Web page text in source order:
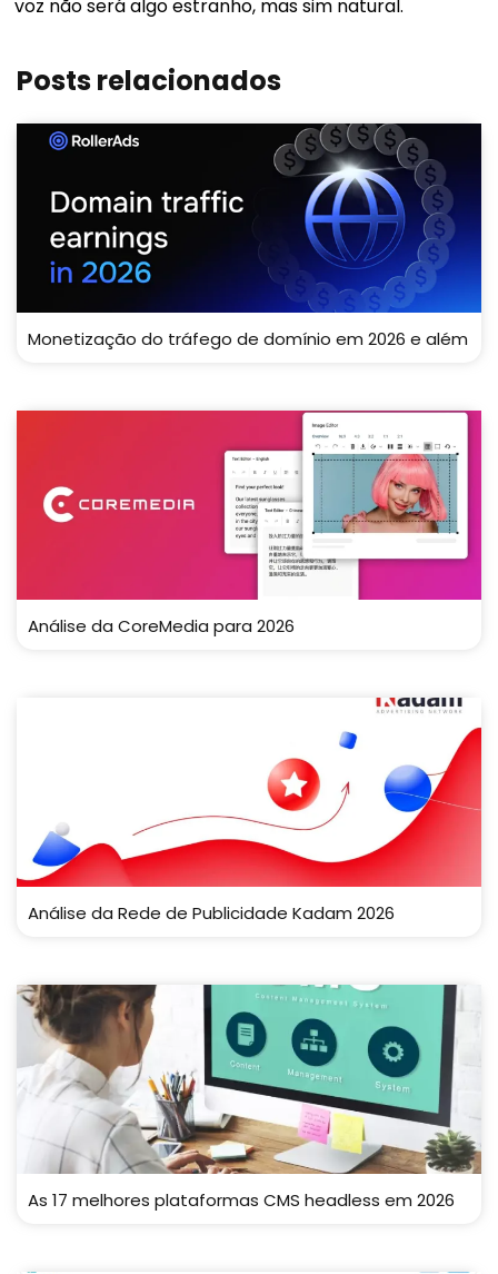
voz não será algo estranho, mas sim natural.
Posts relacionados
Monetização do tráfego de domínio em 2026 e além
Análise da CoreMedia para 2026
Análise da Rede de Publicidade Kadam 2026
As 17 melhores plataformas CMS headless em 2026